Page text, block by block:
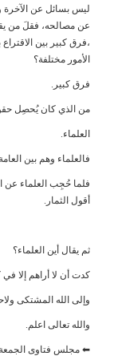
ليس بسائل عن الآخرة
عن مصالحه، فقلَ من
،فرق كبير بين
الأمور مختلفة؟
فرق كبير.
من الذي كان يُحصِل
العلماء.
فالعلماء وهم بين
فلما حُجِب العلماء عن
أقول الثمار.
ثم يقال أين العلماء؟
كدت أن لا أراهم إلا
وإلى الله المشتكى
والله تعالى اعلم.
⬅ مجلس فتاوى الجمعة.